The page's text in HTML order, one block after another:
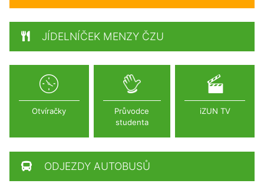
JÍDELNÍČEK MENZY ČZU
Otvíračky
Průvodce
studenta
iZUN TV
ODJEZDY AUTOBUSŮ